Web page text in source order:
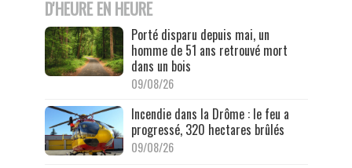
D'HEURE EN HEURE
Porté disparu depuis mai, un
homme de 51 ans retrouvé mort
dans un bois
09/08/26
Incendie dans la Drôme : le feu a
progressé, 320 hectares brûlés
09/08/26